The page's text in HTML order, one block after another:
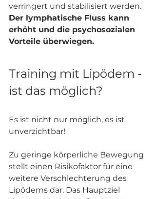
verringert und stabilisiert werden.
Der lymphatische Fluss kann
erhöht und die psychosozialen
Vorteile überwiegen.
Training mit Lipödem -
ist das möglich?
Es ist nicht nur möglich, es ist
unverzichtbar!
Zu geringe körperliche Bewegung
stellt einen Risikofaktor für eine
weitere Verschlechterung des
Lipödems dar. Das Hauptziel